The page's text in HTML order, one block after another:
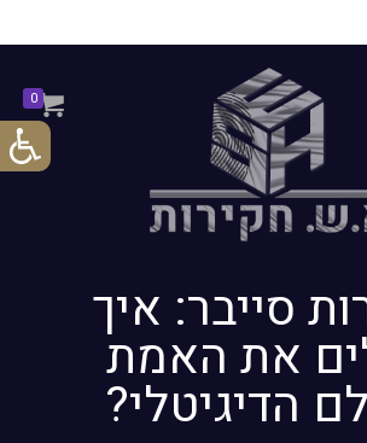
0
סייבר: איך
את האמת
הדיגיטלי?